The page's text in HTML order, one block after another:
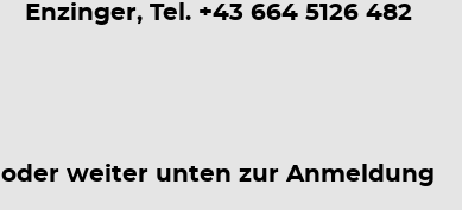
Enzinger, Tel. +43 664 5126 482
oder weiter unten zur Anmeldung